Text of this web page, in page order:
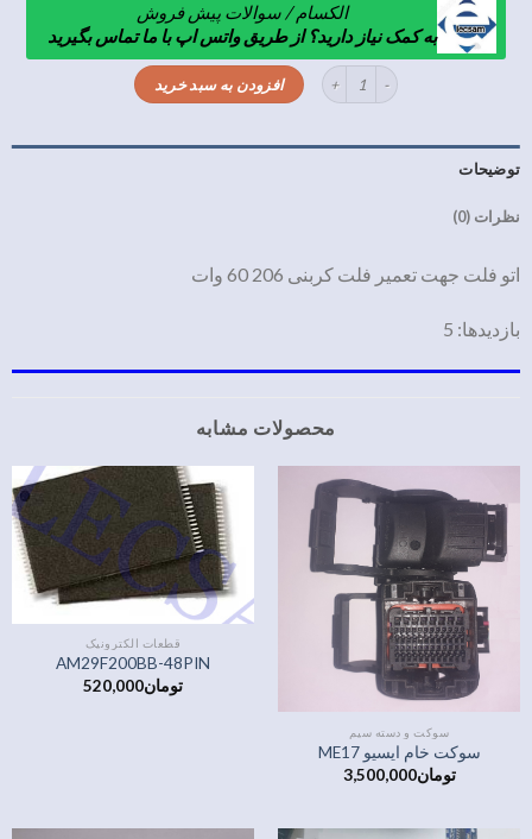
الکسام / سوالات پیش فروش
به کمک نیاز دارید؟ از طریق واتس اپ با ما تماس بگیرید
نوک هویه T(اتو فلت)60وات عدد افزودن به سبد خرید
توضیحات
نظرات (0)
اتو فلت جهت تعمیر فلت کربنی 206 60 وات
بازدیدها: 5
محصولات مشابه
سوکت و دسته سیم
سوکت خام ایسیو ME17
تومان3,500,000
قطعات الکترونیک
AM29F200BB-48PIN
تومان520,000